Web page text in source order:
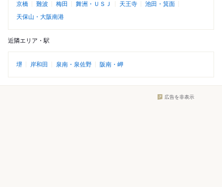
京橋 難波 梅田 舞洲・ＵＳＪ 天王寺
池田・箕面
天保山・大阪南港
近隣エリア・駅
堺 岸和田 泉南・泉佐野 阪南・岬
広告を非表示